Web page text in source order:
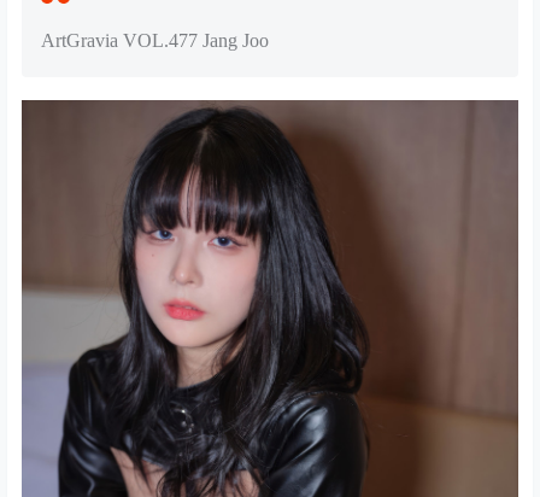
ArtGravia VOL.477 Jang Joo